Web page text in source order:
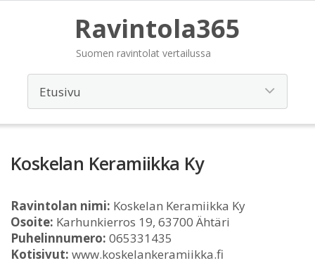
Ravintola365
Suomen ravintolat vertailussa
Koskelan Keramiikka Ky
Ravintolan nimi: Koskelan Keramiikka Ky
Osoite: Karhunkierros 19, 63700 Ähtäri
Puhelinnumero: 065331435
Kotisivut: www.koskelankeramiikka.fi